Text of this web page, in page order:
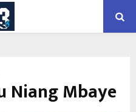
Niang Mbaye